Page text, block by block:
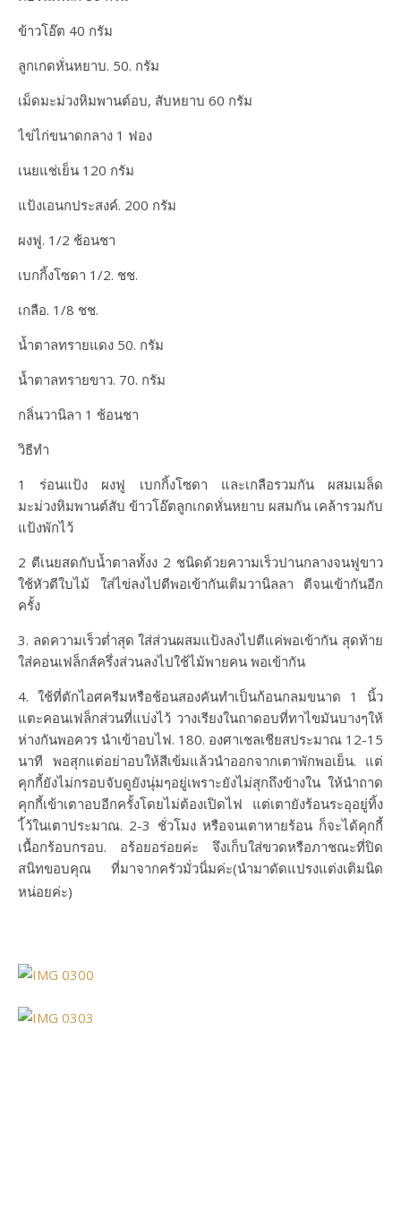
ข้าวโอ๊ต 40 กรัม
ลูกเกดหั่นหยาบ. 50. กรัม
เม็ดมะม่วงหิมพานต์อบ, สับหยาบ 60 กรัม
ไข่ไก่ขนาดกลาง 1 ฟอง
เนยแช่เย็น 120 กรัม
แป้งเอนกประสงค์. 200 กรัม
ผงฟู. 1/2 ช้อนชา
เบกกิ้งโซดา 1/2. ชช.
เกลือ. 1/8 ชช.
น้ำตาลทรายแดง 50. กรัม
น้ำตาลทรายขาว. 70. กรัม
กลิ่นวานิลา 1 ช้อนชา
วิธีทำ
1 ร่อนแป้ง ผงฟู เบกกิ้งโซดา และเกลือรวมกัน ผสมเมล็ด
มะม่วงหิมพานต์สับ ข้าวโอ๊ตลูกเกดหั่นหยาบ ผสมกัน เคล้ารวมกับ
แป้งพักไว้
2 ตีเนยสดกับน้ำตาลทั้งง 2 ชนิดด้วยความเร็วปานกลางจนฟูขาว
ใช้หัวตีใบไม้ ใส่ไข่ลงไปตีพอเข้ากันเติมวานิลลา ตีจนเข้ากันอีก
ครั้ง
3. ลดความเร็วต่ำสุด ใส่ส่วนผสมแป้งลงไปตีแค่พอเข้ากัน สุดท้าย
ใส่คอนเฟล็กส์ครึ่งส่วนลงไปใช้ไม้พายคน พอเข้ากัน
4. ใช้ที่ตักไอศครีมหรือช้อนสองคันทำเป็นก้อนกลมขนาด 1 นิ้ว
แตะคอนเฟล็กส่วนที่แบ่งไว้ วางเรียงในถาดอบที่ทาไขมันบางๆให้
ห่างกันพอควร นำเข้าอบไฟ. 180. องศาเชลเชียสประมาณ 12-15
นาที พอสุกแต่อย่าอบให้สีเข้มแล้วนำออกจากเตาพักพอเย็น. แต่
คุกกี้ยังไม่กรอบจับดูยังนุ่มๆอยู่เพราะยังไม่สุกถึงข้างใน ให้นำถาด
คุกกี้เข้าเตาอบอีกครั้งโดยไม่ต้องเปิดไฟ แต่เตายังร้อนระอุอยู่ทิ้ง
ไ้ว้ในเตาประมาณ. 2-3 ชั่วโมง หรือจนเตาหายร้อน ก็จะได้คุกกี้
เนื้อกร้อบกรอบ. อร้อยอร่อยค่ะ จึงเก็บใส่ขวดหรือภาชณะที่ปิด
สนิทขอบคุณ ที่มาจากครัวมั่วนิ่มค่ะ(นำมาดัดแปรงแต่งเติมนิด
หน่อยค่ะ)